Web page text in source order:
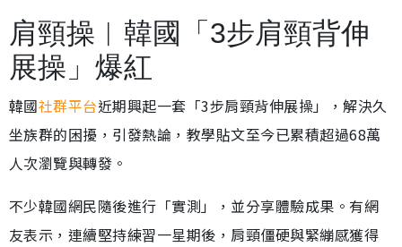
肩頸操︱韓國「3步肩頸背伸
展操」爆紅
韓國社群平台近期興起一套「3步肩頸背伸展操」，解決久
坐族群的困擾，引發熱論，教學貼文至今已累積超過68萬
人次瀏覽與轉發。
不少韓國網民隨後進行「實測」，並分享體驗成果。有網
友表示，連續堅持練習一星期後，肩頸僵硬與緊繃感獲得